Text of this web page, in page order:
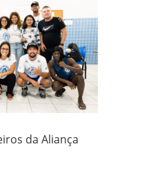
da Aliança